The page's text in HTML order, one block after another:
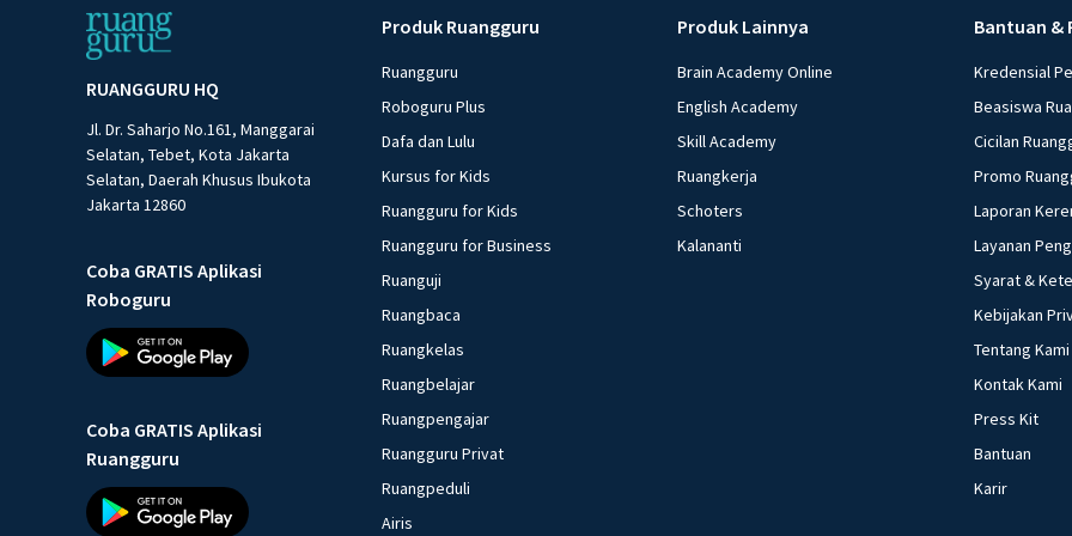
kebijakan
Menetapkan
minimum
Mengatur tingkat
beberapa
Menaikkan suku
harga. Yang
d. 3) dan 5) e. 4) dan 5) Investasi bank lesu, daya beli melemah
kepada
moneter yang
bunga bank b.
kebijakan
tetap b. Output
naik d. Output
RUANGGURU HQ
Jl. Dr. Saharjo No.161, Manggarai
Selatan, Tebet, Kota Jakarta
Selatan, Daerah Khusus Ibukota
Jakarta 12860
Coba GRATIS Aplikasi
Roboguru
Coba GRATIS Aplikasi
Ruangguru
Produk Ruangguru
Ruangguru
Roboguru Plus
Dafa dan Lulu
Kursus for Kids
Ruangguru for Kids
Ruangguru for Business
Ruanguji
Ruangbaca
Ruangkelas
Ruangbelajar
Ruangpengajar
Ruangguru Privat
Ruangpeduli
Airis
Produk Lainnya
Brain Academy Online
English Academy
Skill Academy
Ruangkerja
Schoters
Kalananti
Bantuan &
Kredensial
Beasiswa
Cicilan
Promo
Laporan
Layanan
Syarat &
Kebijakan
Tentang Kami
Kontak Kami
Press Kit
Bantuan
Karir